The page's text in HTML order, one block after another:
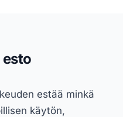
estää minkä
käytön,